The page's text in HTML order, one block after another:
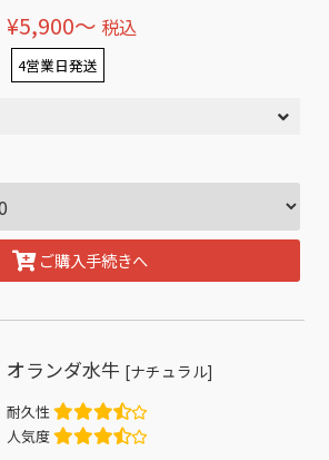
¥5,900〜 税込
4営業日発送
ご購入手続きへ
オランダ水牛 [ナチュラル]
耐久性
人気度